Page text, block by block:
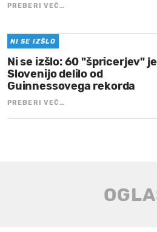
PREBERI VEČ…
NI SE IZŠLO
Ni se izšlo: 60 "špricerjev" je
Slovenijo delilo od
Guinnessovega rekorda
PREBERI VEČ…